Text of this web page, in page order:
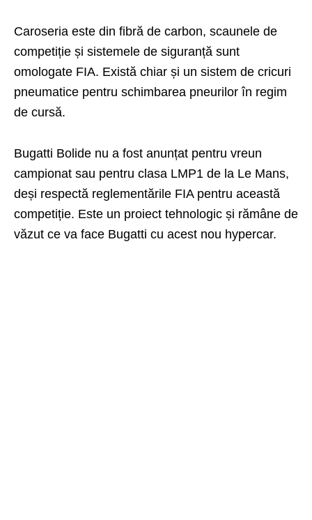
Caroseria este din fibră de carbon, scaunele de
competiție și sistemele de siguranță sunt
omologate FIA. Există chiar și un sistem de cricuri
pneumatice pentru schimbarea pneurilor în regim
de cursă.
Bugatti Bolide nu a fost anunțat pentru vreun
campionat sau pentru clasa LMP1 de la Le Mans,
deși respectă reglementările FIA pentru această
competiție. Este un proiect tehnologic și rămâne de
văzut ce va face Bugatti cu acest nou hypercar.